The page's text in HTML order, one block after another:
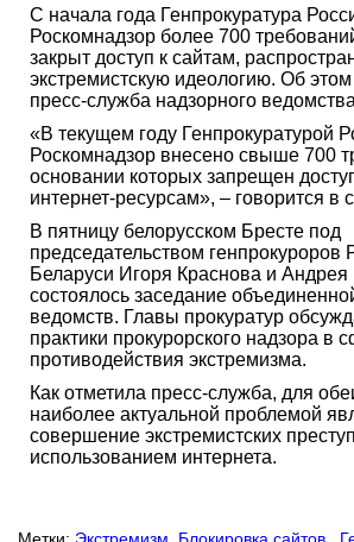
С начала года Генпрокуратура
Роскомнадзор более 700
закрыт доступ к сайтам,
экстремистскую идеологию. Об
пресс-служба надзорного
«В текущем году Генпрокуратурой
Роскомнадзор внесено свыше 700
основании которых запрещен
интернет-ресурсам», – говорится в
В пятницу белорусском Бресте под
председательством генпрокуроров
Беларуси Игоря Краснова и
состоялось заседание
ведомств. Главы прокуратур
практики прокурорского надзора в
противодействия экстремизма.
Как отметила пресс-служба, для
наиболее актуальной проблемой
совершение экстремистских
использованием интернета.
Метки: Экстремизм Блокировка сайтов